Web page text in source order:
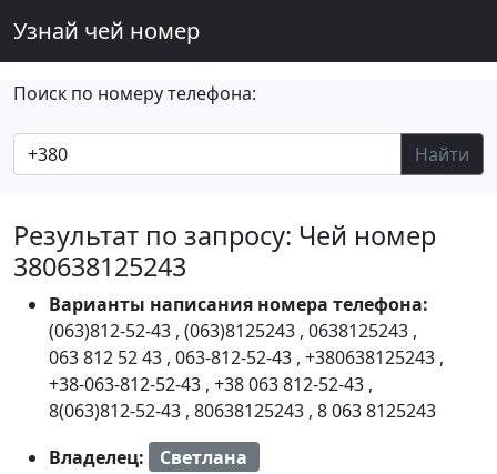
Узнай чей номер
Поиск по номеру телефона:
Найти
Результат по запросу: Чей номер
380638125243
Варианты написания номера телефона:
(063)812-52-43 , (063)8125243 , 0638125243 ,
063 812 52 43 , 063-812-52-43 , +380638125243 ,
+38-063-812-52-43 , +38 063 812-52-43 ,
8(063)812-52-43 , 80638125243 , 8 063 8125243
Владелец:
Светлана